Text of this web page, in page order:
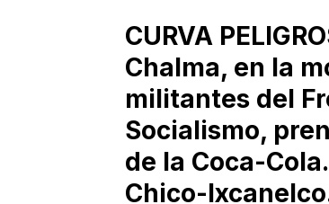
CURVA
Chalma, en la
militantes del
Socialismo,
de la Coca-
Chico-